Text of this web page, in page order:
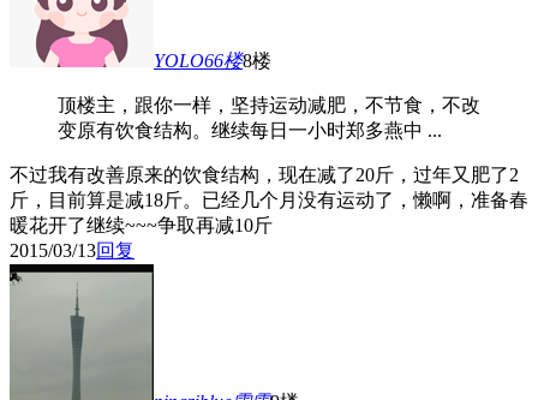
YOLO66楼8楼
顶楼主，跟你一样，坚持运动减肥，不节食，不改
变原有饮食结构。继续每日一小时郑多燕中 ...
不过我有改善原来的饮食结构，现在减了20斤，过年又肥了2
斤，目前算是减18斤。已经几个月没有运动了，懒啊，准备春
暖花开了继续~~~争取再减10斤
2015/03/13回复